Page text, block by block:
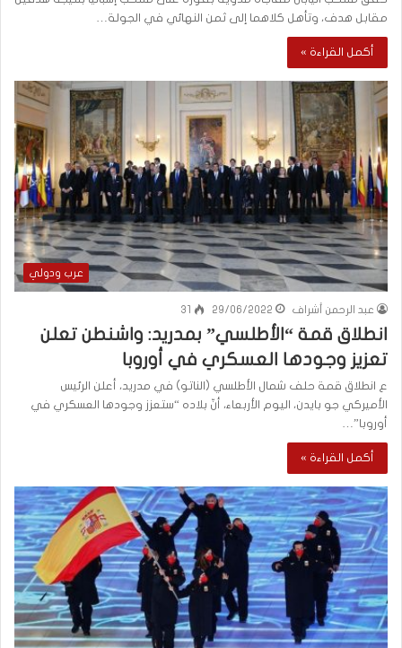
مقابل هدف، وتأهل كلاهما إلى ثمن النهائي في الجولة…
أكمل القراءة »
عرب ودولي
عبد الرحمن أشراف 29/06/2022
31
انطلاق قمة “الأطلسي” بمدريد: واشنطن تعلن
تعزيز وجودها العسكري في أوروبا
ع انطلاق قمة حلف شمال الأطلسي (الناتو) في مدريد، أعلن الرئيس
الأميركي جو بايدن، اليوم الأربعاء، أنّ بلاده “ستعزز وجودها العسكري في
أوروبا”…
أكمل القراءة »